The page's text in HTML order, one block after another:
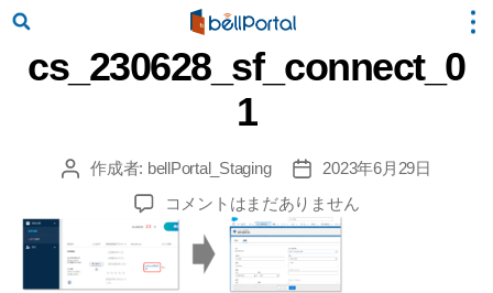
cs_230628_sf_connect_0
1
投 作成者: bellPortal_Staging
投
稿
日
2023年6月29日
cs_230628_sf_connect_01
へ
の
コメントはまだありません